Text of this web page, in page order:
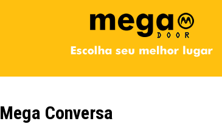
Mega Conversa